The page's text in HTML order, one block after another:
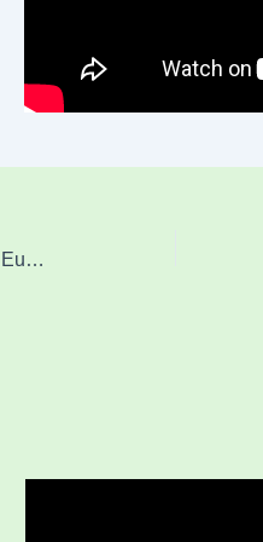
Durangok hilabete honetan amaituko ditu Euskadi iturria berritzeko lanak